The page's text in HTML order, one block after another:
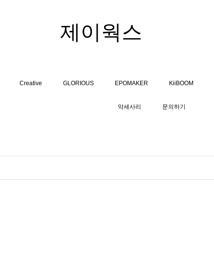
제이웍스
Creative GLORIOUS EPOMAKER KiiBOOM
악세사리 문의하기